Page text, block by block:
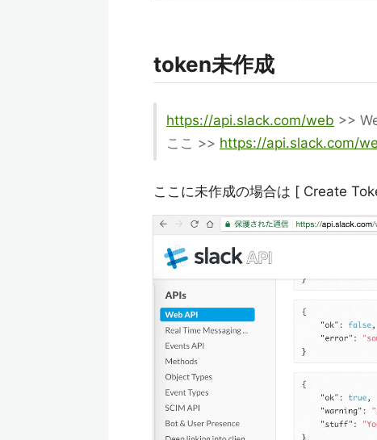
token未作成
https://api.slack.com/web >>
ここ >> https://api.slack.com/
ここに未作成の場合は [ Create